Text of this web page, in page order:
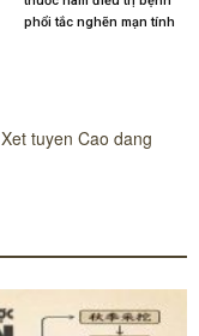
phổi tắc nghẽn mạn tính
Xet tuyen Cao dang